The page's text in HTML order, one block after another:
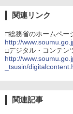
関連リンク
□総務省のホームペー
http://
□デジタル・コンテン
http://
_tsusin/
関連記事